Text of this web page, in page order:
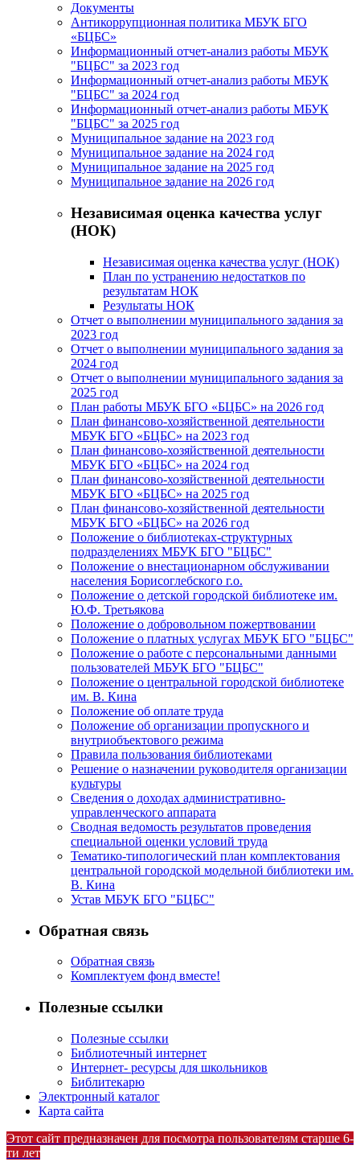
Документы
Антикоррупционная политика МБУК БГО
«БЦБС»
Информационный отчет-анализ работы МБУК
"БЦБС" за 2023 год
Информационный отчет-анализ работы МБУК
"БЦБС" за 2024 год
Информационный отчет-анализ работы МБУК
"БЦБС" за 2025 год
Муниципальное задание на 2023 год
Муниципальное задание на 2024 год
Муниципальное задание на 2025 год
Муниципальное задание на 2026 год
Независимая оценка качества услуг
(НОК)
Независимая оценка качества услуг (НОК)
План по устранению недостатков по
результатам НОК
Результаты НОК
Отчет о выполнении муниципального задания за
2023 год
Отчет о выполнении муниципального задания за
2024 год
Отчет о выполнении муниципального задания за
2025 год
План работы МБУК БГО «БЦБС» на 2026 год
План финансово-хозяйственной деятельности
МБУК БГО «БЦБС» на 2023 год
План финансово-хозяйственной деятельности
МБУК БГО «БЦБС» на 2024 год
План финансово-хозяйственной деятельности
МБУК БГО «БЦБС» на 2025 год
План финансово-хозяйственной деятельности
МБУК БГО «БЦБС» на 2026 год
Положение о библиотеках-структурных
подразделениях МБУК БГО "БЦБС"
Положение о внестационарном обслуживании
населения Борисоглебского г.о.
Положение о детской городской библиотеке им.
Ю.Ф. Третьякова
Положение о добровольном пожертвовании
Положение о платных услугах МБУК БГО "БЦБС"
Положение о работе с персональными данными
пользователей МБУК БГО "БЦБС"
Положение о центральной городской библиотеке
им. В. Кина
Положение об оплате труда
Положение об организации пропускного и
внутриобъектового режима
Правила пользования библиотеками
Решение о назначении руководителя организации
культуры
Сведения о доходах административно-
управленческого аппарата
Сводная ведомость результатов проведения
специальной оценки условий труда
Тематико-типологический план комплектования
центральной городской модельной библиотеки им.
В. Кина
Устав МБУК БГО "БЦБС"
Обратная связь
Обратная связь
Комплектуем фонд вместе!
Полезные ссылки
Полезные ссылки
Библиотечный интернет
Интернет- ресурсы для школьников
Библитекарю
Электронный каталог
Карта сайта
Этот сайт предназначен для посмотра пользователям старше 6-
ти лет